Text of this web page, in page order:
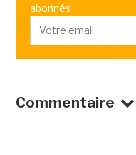
abonnés
Commentaire